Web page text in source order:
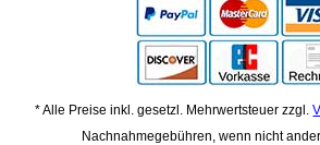
* Alle Preise inkl. gesetzl. Mehrwertsteuer zzgl.
Nachnahmegebühren, wenn nicht